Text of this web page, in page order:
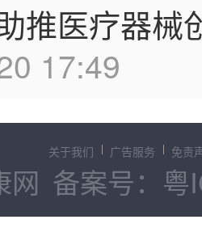
推医疗器械
17:49
关于我们 广告服务 免责
网 备案号：粤